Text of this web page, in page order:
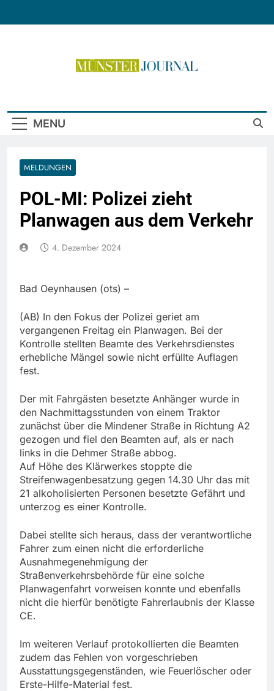
MENU
MELDUNGEN
POL-MI: Polizei zieht
Planwagen aus dem Verkehr
4. Dezember 2024
Bad Oeynhausen (ots) –
(AB) In den Fokus der Polizei geriet am
vergangenen Freitag ein Planwagen. Bei der
Kontrolle stellten Beamte des Verkehrsdienstes
erhebliche Mängel sowie nicht erfüllte Auflagen
fest.
Der mit Fahrgästen besetzte Anhänger wurde in
den Nachmittagsstunden von einem Traktor
zunächst über die Mindener Straße in Richtung A2
gezogen und fiel den Beamten auf, als er nach
links in die Dehmer Straße abbog.
Auf Höhe des Klärwerkes stoppte die
Streifenwagenbesatzung gegen 14.30 Uhr das mit
21 alkoholisierten Personen besetzte Gefährt und
unterzog es einer Kontrolle.
Dabei stellte sich heraus, dass der verantwortliche
Fahrer zum einen nicht die erforderliche
Ausnahmegenehmigung der
Straßenverkehrsbehörde für eine solche
Planwagenfahrt vorweisen konnte und ebenfalls
nicht die hierfür benötigte Fahrerlaubnis der Klasse
CE.
Im weiteren Verlauf protokollierten die Beamten
zudem das Fehlen von vorgeschrieben
Ausstattungsgegenständen, wie Feuerlöscher oder
Erste-Hilfe-Material fest.